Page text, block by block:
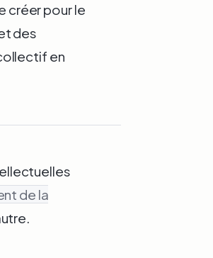
créer pour le
des
en
de la